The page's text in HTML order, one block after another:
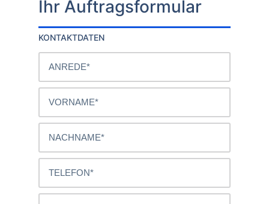
Ihr Auftragsformular
KONTAKTDATEN